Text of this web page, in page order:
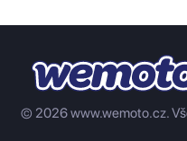
© 2026 www.wemoto.cz.